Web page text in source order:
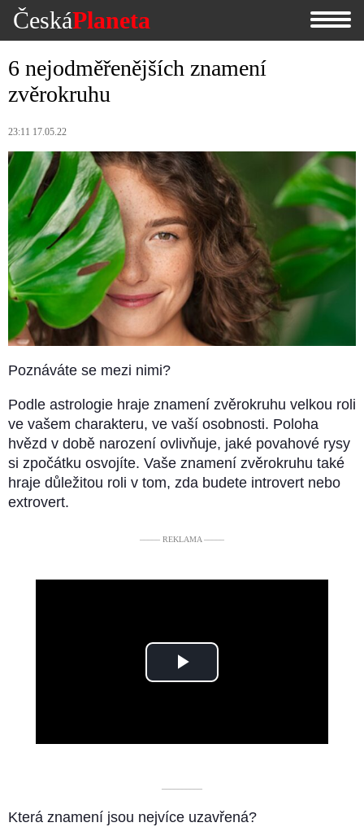
ČeskáPlaneta
6 nejodměřenějších znamení
zvěrokruhu
23:11 17.05.22
Poznáváte se mezi nimi?
Podle astrologie hraje znamení zvěrokruhu velkou roli
ve vašem charakteru, ve vaší osobnosti. Poloha
hvězd v době narození ovlivňuje, jaké povahové rysy
si zpočátku osvojíte. Vaše znamení zvěrokruhu také
hraje důležitou roli v tom, zda budete introvert nebo
extrovert.
––––– REKLAMA –––––
Play
––––––––––
Která znamení jsou nejvíce uzavřená?